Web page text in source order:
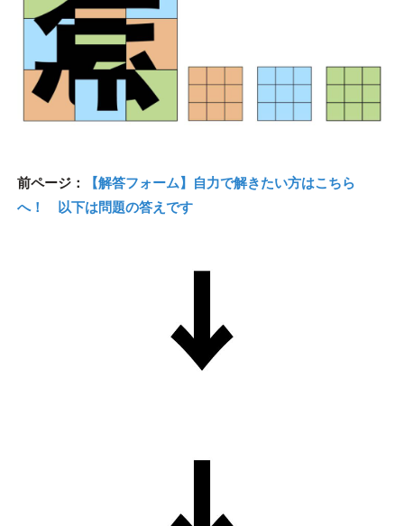
前ページ：
【解答フォーム】自力で解きたい方はこちら
へ！ 以下は問題の答えです